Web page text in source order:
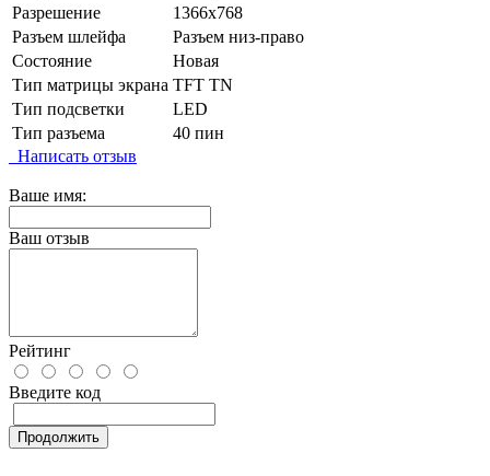
Разрешение
1366x768
Разъем шлейфа
Разъем низ-право
Состояние
Новая
Тип матрицы экрана TFT TN
Тип подсветки
LED
Тип разъема
40 пин
Написать отзыв
Ваше имя:
Ваш отзыв
Рейтинг
Введите код
Продолжить